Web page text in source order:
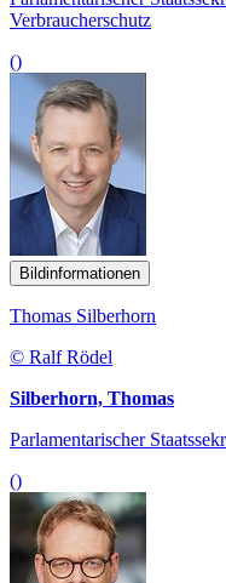
Verbraucherschutz
()
Bildinformationen
Thomas Silberhorn
© Ralf Rödel
Silberhorn, Thomas
Parlamentarischer
()